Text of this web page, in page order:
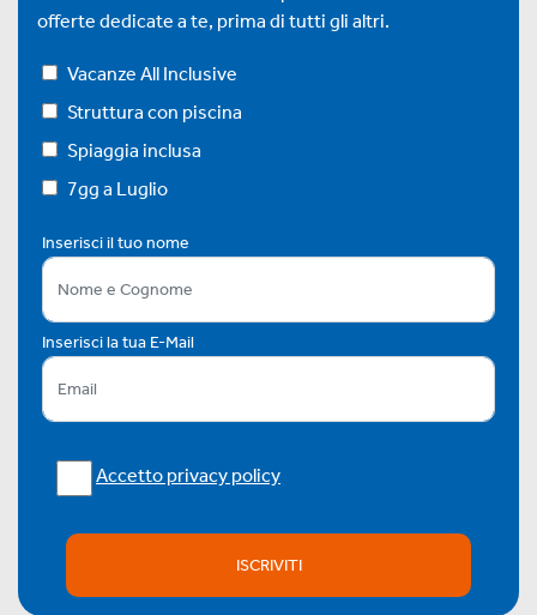
offerte dedicate a te, prima di tutti gli altri.
Vacanze All Inclusive
Struttura con piscina
Spiaggia inclusa
7gg a Luglio
Inserisci il tuo nome
Inserisci la tua E-Mail
Accetto privacy policy
ISCRIVITI